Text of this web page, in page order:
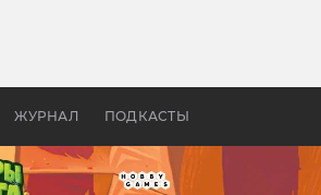
ЖУРНАЛ ПОДКАСТЫ
Древней Грецией